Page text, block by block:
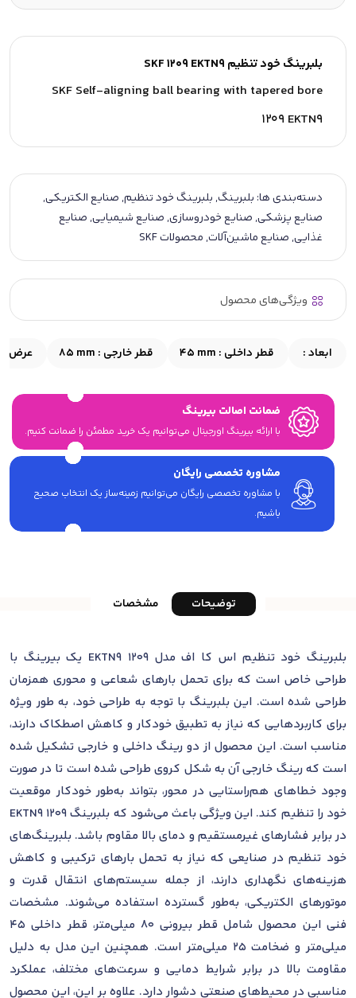
بلبرینگ خود تنظیم SKF 1209 EKTN9
SKF Self-aligning ball bearing with tapered bore
1209 EKTN9
دسته‌بندی ها: بلبرینگ,بلبرینگ خود تنظیم,صنایع الکتریکی,
صنایع پزشکی,صنایع خودروسازی,صنایع شیمیایی,صنایع
غذایی,صنایع ماشین‌آلات,محصولات SKF
ویژگی‌های محصول
ابعاد : قطر داخلی : 45 mm قطر خارجی : 85 mm عرض :
ضمانت اصالت بیرینگ
با ارائه بیرینگ اورجینال می‎‌توانیم یک خرید مطمئن را ضمانت کنیم.
مشاوره تخصصی رایگان
با مشاوره تخصصی رایگان می‌توانیم زمینه‌ساز یک انتخاب صحیح
باشیم.
توضیحات مشخصات
بلبرینگ خود تنظیم اس کا اف مدل 1209 EKTN9 یک بیرینگ با
طراحی خاص است که برای تحمل بارهای شعاعی و محوری همزمان
طراحی شده است. این بلبرینگ با توجه به طراحی خود، به طور ویژه
برای کاربردهایی که نیاز به تطبیق خودکار و کاهش اصطکاک دارند،
مناسب است. این محصول از دو رینگ داخلی و خارجی تشکیل شده
است که رینگ خارجی آن به شکل کروی طراحی شده است تا در صورت
وجود خطاهای هم‌راستایی در محور، بتواند به‌طور خودکار موقعیت
خود را تنظیم کند. این ویژگی باعث می‌شود که بلبرینگ 1209 EKTN9
در برابر فشارهای غیرمستقیم و دمای بالا مقاوم باشد. بلبرینگ‌های
خود تنظیم در صنایعی که نیاز به تحمل بارهای ترکیبی و کاهش
هزینه‌های نگهداری دارند، از جمله سیستم‌های انتقال قدرت و
موتورهای الکتریکی، به‌طور گسترده استفاده می‌شوند. مشخصات
فنی این محصول شامل قطر بیرونی ۸۰ میلی‌متر، قطر داخلی ۴۵
میلی‌متر و ضخامت ۲۵ میلی‌متر است. همچنین این مدل به دلیل
مقاومت بالا در برابر شرایط دمایی و سرعت‌های مختلف، عملکرد
مناسبی در محیط‌های صنعتی دشوار دارد. علاوه بر این، این محصول